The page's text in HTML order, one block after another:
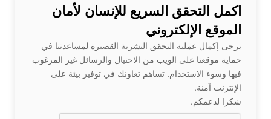
اكمل التحقق السريع للإنسان لأمان
الموقع الإلكتروني
يرجى إكمال عملية التحقق البشرية القصيرة لمساعدتنا في
حماية موقعنا على الويب من الاحتيال والرسائل غير المرغوب
فيها وسوء الاستخدام. تساهم تعاونك في توفير بيئة على
الإنترنت آمنة.
شكرا لدعمكم.